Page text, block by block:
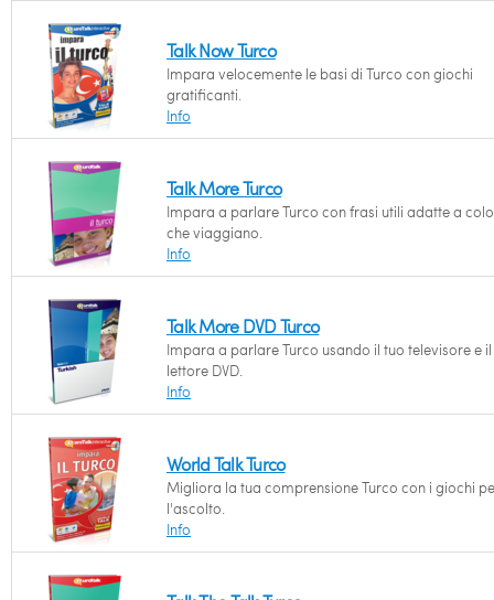
Talk Now Turco
Impara velocemente le basi di Turco con giochi
gratificanti.
Info
Talk More Turco
Impara a parlare Turco con frasi utili adatte a
che viaggiano.
Info
Talk More DVD Turco
Impara a parlare Turco usando il tuo televisore e il
lettore DVD.
Info
World Talk Turco
Migliora la tua comprensione Turco con i giochi
l'ascolto.
Info